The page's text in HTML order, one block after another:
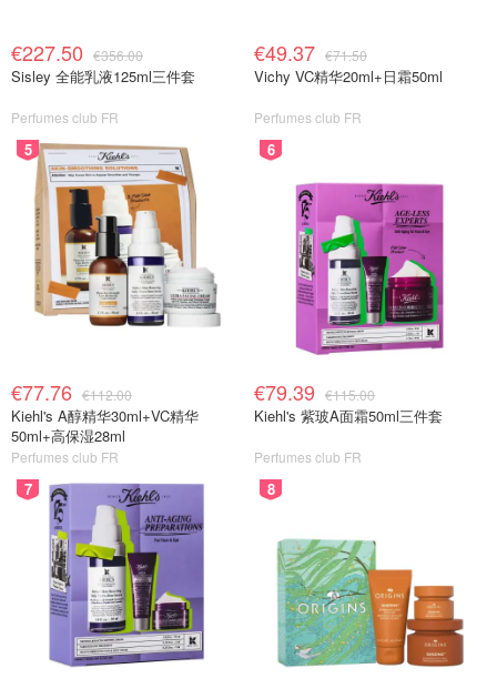
€227.50 €356.00
Sisley 全能乳液125ml三件套
Perfumes club FR
€49.37 €71.50
Vichy VC精华20ml+日霜50ml
Perfumes club FR
5
€77.76 €112.00
Kiehl's A醇精华30ml+VC精华
50ml+高保湿28ml
Perfumes club FR
6
€79.39 €115.00
Kiehl's 紫玻A面霜50ml三件套
Perfumes club FR
7 8